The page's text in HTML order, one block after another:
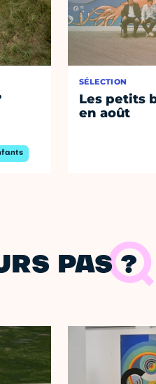
SÉLECTION
Les petits
en août
PAS ?